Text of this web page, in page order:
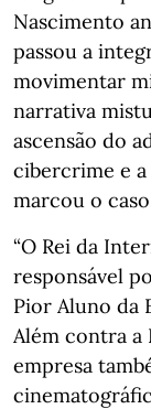
Nascimento
passou a
movimentar
narrativa
ascensão do
cibercrime e a
marcou o
“O Rei da
responsável
Pior Aluno da
Além contra a
empresa